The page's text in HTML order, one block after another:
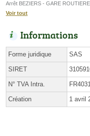
Arrêt BEZIERS - GARE
Voir tout
Informations
Forme juridique SAS
SIRET
N° TVA Intra.
Création 1 avril